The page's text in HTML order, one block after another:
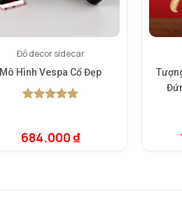
Đồ decor sidecar
Mô Hình Vespa Cổ Đẹp
đánh giá
684.000₫